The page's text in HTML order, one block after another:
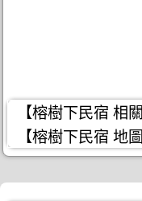
【榕樹下民宿 相
【榕樹下民宿 地